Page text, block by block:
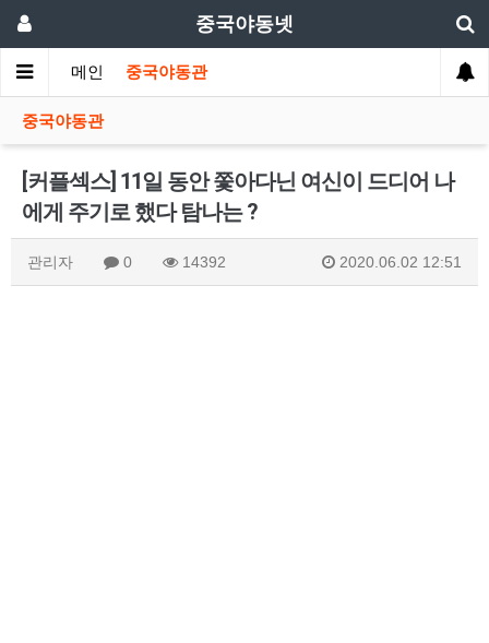
중국야동넷
메인 중국야동관
중국야동관
[커플섹스] 11일 동안 쫓아다닌 여신이 드디어 나
에게 주기로 했다 탐나는 ?
관리자 0 14392 2020.06.02 12:51